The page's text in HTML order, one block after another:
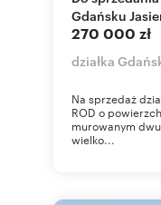
Gdańsku
270 000 zł
działka
Na sprzedaż
ROD o
murowanym
wielko...